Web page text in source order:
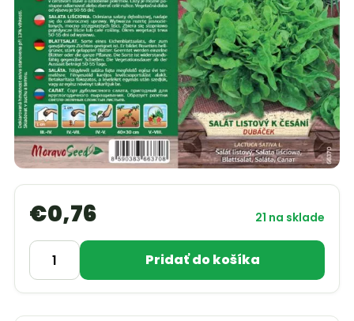
€0,76 21 na sklade
Pridať do košíka